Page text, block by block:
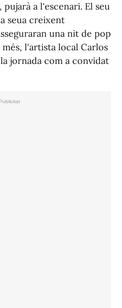
a l'escenari. El seu
seua creixent
una nit de pop
l'artista local Carlos
jornada com a convidat